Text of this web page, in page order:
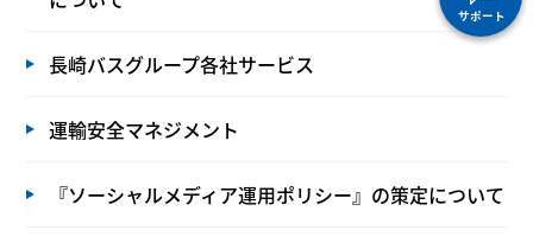
サポート
長崎バスグループ各社サービス
運輸安全マネジメント
『ソーシャルメディア運用ポリシー』の策定について